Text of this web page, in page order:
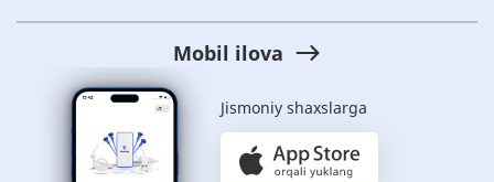
Mobil ilova
Jismoniy shaxslarga